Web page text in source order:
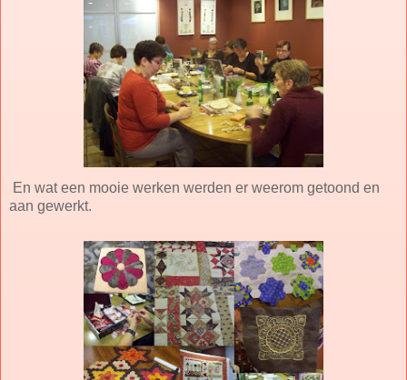
En wat een mooie werken werden er weerom getoond en
aan gewerkt.